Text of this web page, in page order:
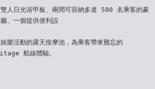
人日光浴甲板、兩間可容納多達 500 名乘客的豪
、一個提供便利設
樂活動的露天按摩池，為乘客帶來難忘的
航線體驗。